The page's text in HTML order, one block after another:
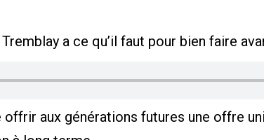
a ce qu’il faut pour bien faire
offrir aux générations futures une offre